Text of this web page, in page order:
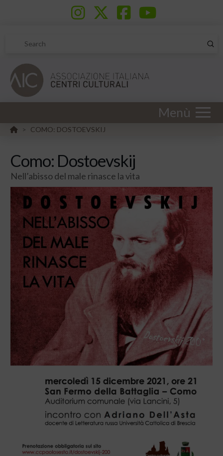
Search
Menù
HOME
> COMO: DOSTOEVSKIJ
Como: Dostoevskij
Nell’abisso del male rinasce la vita